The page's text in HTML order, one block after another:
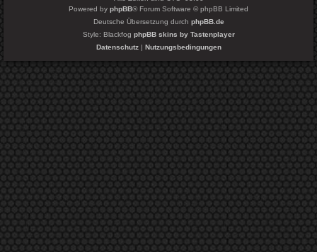
Powered by phpBB® Forum Software © phpBB Limited
Deutsche Übersetzung durch phpBB.de
Style: Blackfog phpBB skins by Tastenplayer
Datenschutz| Nutzungsbedingungen